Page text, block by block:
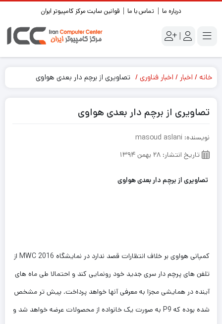
درباره ما تماس با ما قوانین سایت مرکز کامپیوتر ایران
|
خانه اخبار اخبار فناوری تصاویری از برچم دار بعدی هواوی
تصاویری از برچم دار بعدی هواوی
نویسنده: masoud aslani
تاریخ انتشار: ۲۸ بهمن ۱۳۹۴
تصاویری از برچم دار بعدی هواوی
کمپانی هواوی بر خلاف انتظارات قصد ندارد در نمایشگاه MWC 2016 از
تلفن های پرچم دار سری جدید خود رونمایی کند و احتمالا طی ماه های
آینده در همایشی مجزا به معرفی آنها خواهد پرداخت. پیش تر مشخص
شده بوده که P9 به صورت یک خانواده از محصولات عرضه خواهد شد و